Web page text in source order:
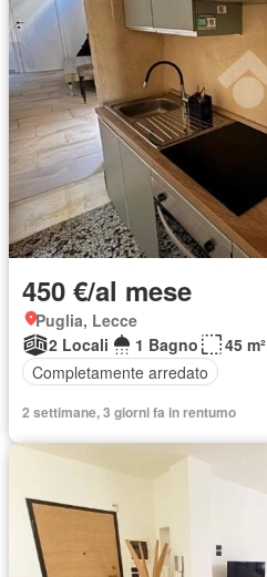
450 €/al mese
Puglia, Lecce
2 Locali
1 Bagno
45 m²
Completamente arredato
2 settimane, 3 giorni fa in rentumo